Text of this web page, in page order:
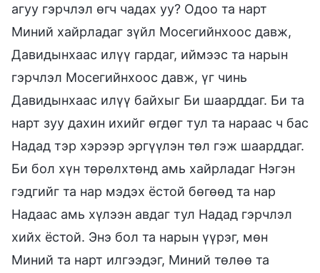
агуу гэрчлэл өгч чадах уу? Одоо та нарт
Миний хайрладаг зүйл Мосегийнхоос давж,
Давидынхаас илүү гардаг, иймээс та нарын
гэрчлэл Мосегийнхоос давж, үг чинь
Давидынхаас илүү байхыг Би шаарддаг. Би та
нарт зуу дахин ихийг өгдөг тул та нараас ч бас
Надад тэр хэрээр эргүүлэн төл гэж шаарддаг.
Би бол хүн төрөлхтөнд амь хайрладаг Нэгэн
гэдгийг та нар мэдэх ёстой бөгөөд та нар
Надаас амь хүлээн авдаг тул Надад гэрчлэл
хийх ёстой. Энэ бол та нарын үүрэг, мөн
Миний та нарт илгээдэг, Миний төлөө та